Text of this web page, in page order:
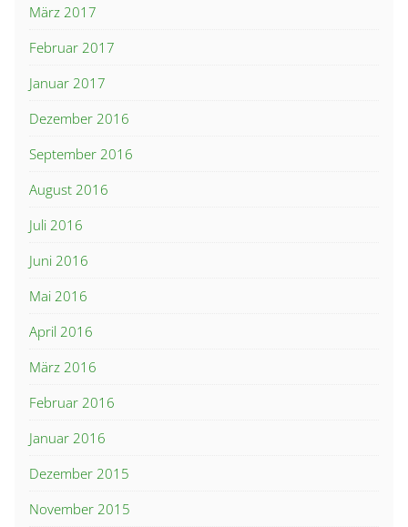
März 2017
Februar 2017
Januar 2017
Dezember 2016
September 2016
August 2016
Juli 2016
Juni 2016
Mai 2016
April 2016
März 2016
Februar 2016
Januar 2016
Dezember 2015
November 2015